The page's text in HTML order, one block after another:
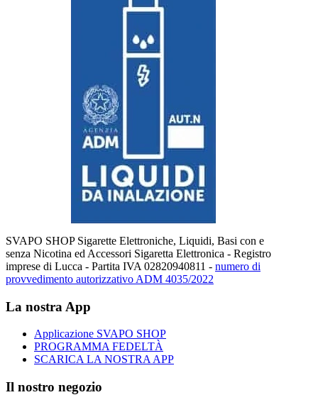
SVAPO SHOP Sigarette Elettroniche, Liquidi, Basi con e
senza Nicotina ed Accessori Sigaretta Elettronica - Registro
imprese di Lucca - Partita IVA 02820940811 - numero di
provvedimento autorizzativo ADM 4035/2022
La nostra App
Applicazione SVAPO SHOP
PROGRAMMA FEDELTÀ
SCARICA LA NOSTRA APP
Il nostro negozio